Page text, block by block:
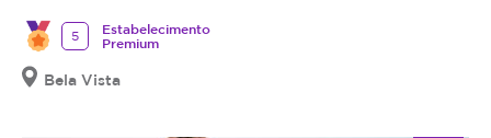
5
Estabelecimento
Premium
Bela Vista